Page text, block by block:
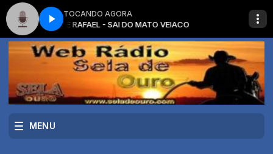
TOCANDO AGORA
LEO E RAFAEL - SAI DO MATO VEIACO
MENU